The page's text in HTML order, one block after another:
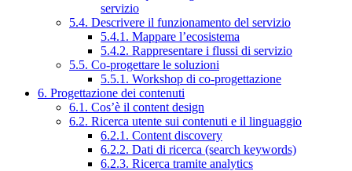
servizio
5.4. Descrivere il funzionamento del servizio
5.4.1. Mappare l’ecosistema
5.4.2. Rappresentare i flussi di servizio
5.5. Co-progettare le soluzioni
5.5.1. Workshop di co-progettazione
6. Progettazione dei contenuti
6.1. Cos’è il content design
6.2. Ricerca utente sui contenuti e il linguaggio
6.2.1. Content discovery
6.2.2. Dati di ricerca (search keywords)
6.2.3. Ricerca tramite analytics